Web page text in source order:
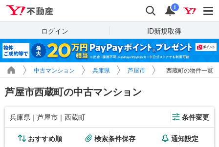
検索 通知
i
ログイン ID新規取得
中古マンション 兵庫県 芦屋市 西蔵町の物件一覧
芦屋市西蔵町の中古マンション
兵庫県｜芦屋市｜西蔵町 条件変更
おすすめ順 検索条件保存 通知設定